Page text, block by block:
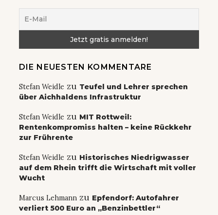
DIE NEUESTEN KOMMENTARE
Stefan Weidle zu Teufel und Lehrer sprechen
über Aichhaldens Infrastruktur
Stefan Weidle zu MIT Rottweil:
Rentenkompromiss halten – keine Rückkehr
zur Frührente
Stefan Weidle zu Historisches Niedrigwasser
auf dem Rhein trifft die Wirtschaft mit voller
Wucht
Marcus Lehmann zu Epfendorf: Autofahrer
verliert 500 Euro an „Benzinbettler“